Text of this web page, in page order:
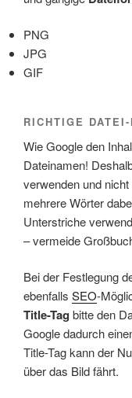
PNG
JPG
GIF
RICHTIGE
Wie Google den
Dateinamen!
verwenden und
mehrere Wörter
Unterstriche
– vermeide
Bei der Festlegung
ebenfalls SEO-
Title-Tag bitte den
Google dadurch
Title-Tag kann der
über das Bild fährt.